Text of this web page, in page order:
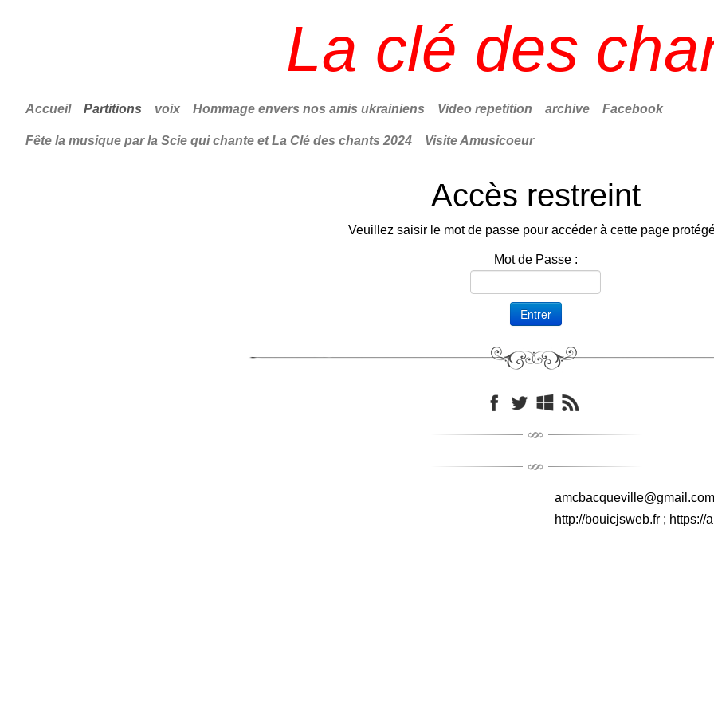
La clé des
Accueil Partitions voix Hommage envers nos amis ukrainiens Video repetition archive Facebook
Fête la musique par la Scie qui chante et La Clé des chants 2024 Visite Amusicoeur
Accès restreint
Veuillez saisir le mot de passe pour accéder à cette page
Mot de Passe :
amcbacqueville@gmail.com
http://bouicjsweb.fr ;